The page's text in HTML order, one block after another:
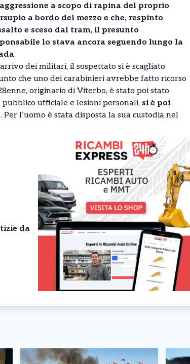
a scopo di rapina del proprio
a bordo del mezzo e che, respinto
e sceso dal tram, il presunto
lo stava ancora seguendo lungo la
.
dei militari, il sospettato si è scagliato
che uno dei carabinieri avrebbe fatto ricorso
originario di Viterbo, è stato poi stato
ufficiale e lesioni personali, si è poi
. Per l’uomo è stata disposta la sua custodia nel
da